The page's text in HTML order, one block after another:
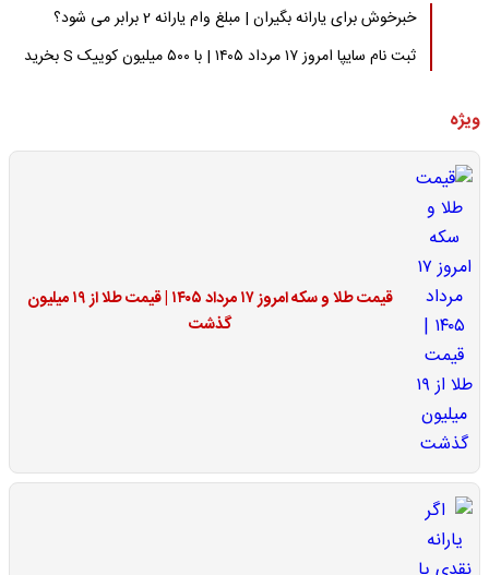
خبرخوش برای یارانه بگیران | مبلغ وام یارانه 2 برابر می شود؟
ثبت نام سایپا امروز ۱۷ مرداد ۱۴۰۵ | با ۵۰۰ میلیون کوییک S بخرید
ویژه
قیمت طلا و سکه امروز ۱۷ مرداد ۱۴۰۵ | قیمت طلا از ۱۹ میلیون
گذشت